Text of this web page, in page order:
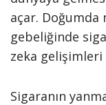
açar.
gebeliğinde
zeka
Sigaranın